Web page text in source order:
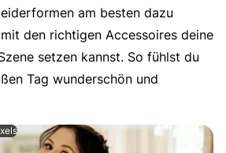
am besten dazu
den richtigen Accessoires deine
setzen kannst. So fühlst du
Tag wunderschön und